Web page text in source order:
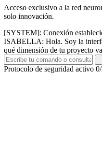
Acceso exclusivo a la red
solo innovación.
[SYSTEM]: Conexión
ISABELLA: Hola. Soy la
qué dimensión de tu proyecto
Protocolo de seguridad activo